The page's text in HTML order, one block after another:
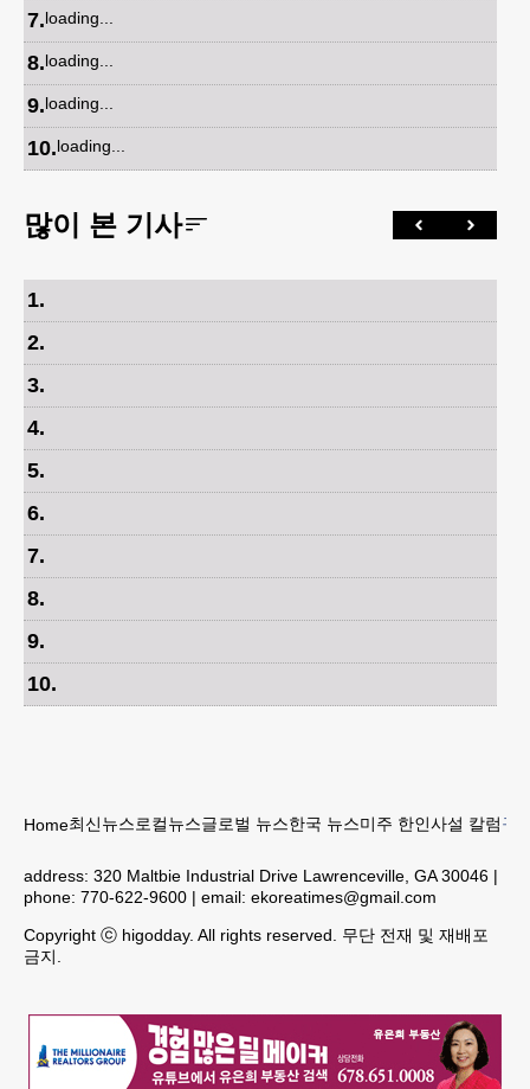
7.loading...
8.loading...
9.loading...
10.loading...
많이 본 기사
1.
2.
3.
4.
5.
6.
7.
8.
9.
10.
Home최신뉴스로컬뉴스글로벌 뉴스한국 뉴스미주 한인사설 칼럼구
address: 320 Maltbie Industrial Drive Lawrenceville, GA 30046 |
phone: 770-622-9600 | email: ekoreatimes@gmail.com
Copyright ⓒ higodday. All rights reserved. 무단 전재 및 재배포
금지.